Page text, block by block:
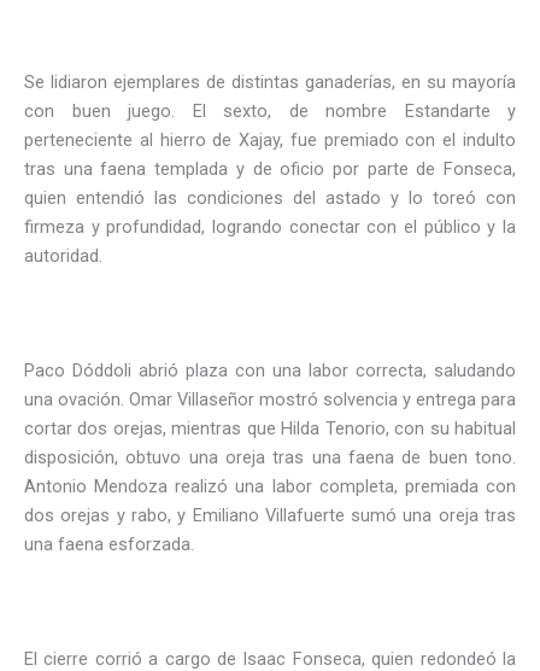
Se lidiaron ejemplares de distintas ganaderías, en su mayoría
con buen juego. El sexto, de nombre Estandarte y
perteneciente al hierro de Xajay, fue premiado con el indulto
tras una faena templada y de oficio por parte de Fonseca,
quien entendió las condiciones del astado y lo toreó con
firmeza y profundidad, logrando conectar con el público y la
autoridad.
Paco Dóddoli abrió plaza con una labor correcta, saludando
una ovación. Omar Villaseñor mostró solvencia y entrega para
cortar dos orejas, mientras que Hilda Tenorio, con su habitual
disposición, obtuvo una oreja tras una faena de buen tono.
Antonio Mendoza realizó una labor completa, premiada con
dos orejas y rabo, y Emiliano Villafuerte sumó una oreja tras
una faena esforzada.
El cierre corrió a cargo de Isaac Fonseca, quien redondeó la